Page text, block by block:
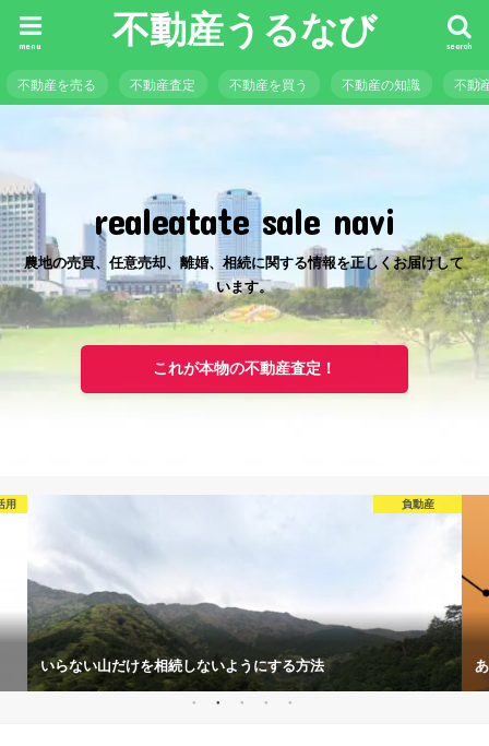
不動産うるなび search
menu
不動産を売る 不動産査定 不動産を買う 不動産の知識 不動
realeatate sale navi
農地の売買、任意売却、離婚、相続に関する情報を正しくお届けして
います。
これが本物の不動産査定！
不動産の知識
あなたの不動産の負動産化チェック！